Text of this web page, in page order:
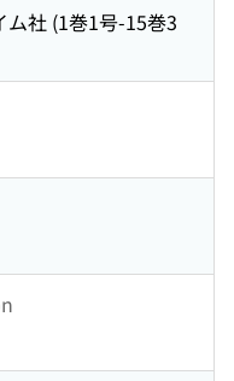
ム社 (1巻1号-15巻3